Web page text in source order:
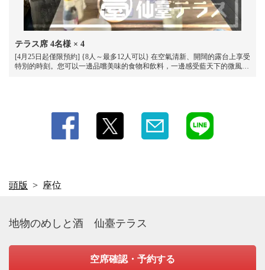
テラス席 4名様 × 4
[4月25日起僅限預約] {8人～最多12人可以} 在空氣清新、開闊的露台上享受
特別的時刻。您可以一邊品嚐美味的食物和飲料，一邊感受藍天下的微風。
頭版 座位
地物のめしと酒 仙臺テラス
空席確認・予約する